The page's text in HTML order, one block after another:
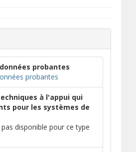
probantes
probantes
à l'appui qui
pour les systèmes de
disponible pour ce type